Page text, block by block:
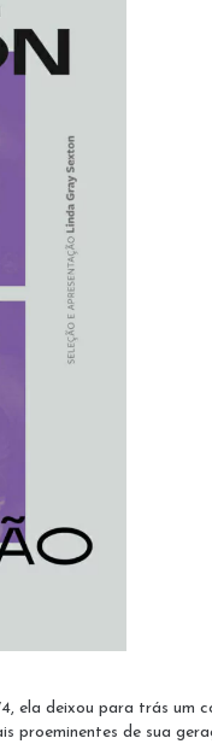
ela deixou para trás um
proeminentes de sua